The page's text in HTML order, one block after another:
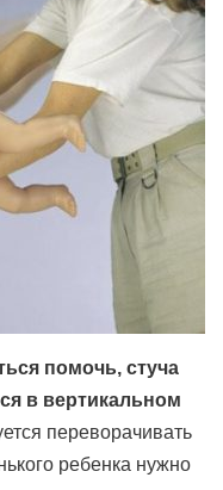
помочь, стуча
в вертикальном
переворачивать
ребенка нужно